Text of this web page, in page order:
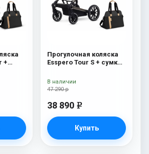
+
Прогулочная коляска
Esspero Tour S + сумка
47 290 р
38 890 e
Купить
В наличии